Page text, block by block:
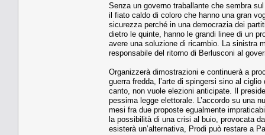
Senza un governo traballante che sembra
il fiato caldo di coloro che hanno una gran
sicurezza perché in una democrazia dei
dietro le quinte, hanno le grandi linee di un
avere una soluzione di ricambio. La sinistra
responsabile del ritorno di Berlusconi al
Organizzerà dimostrazioni e continuerà a
guerra fredda, l’arte di spingersi sino al
canto, non vuole elezioni anticipate. Il
pessima legge elettorale. L’accordo su una
mesi fra due proposte egualmente
la possibilità di una crisi al buio, provocata
esisterà un’alternativa, Prodi può restare a